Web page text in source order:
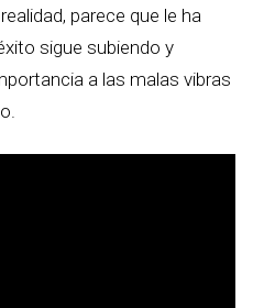
parece que le ha
sigue subiendo y
a las malas vibras